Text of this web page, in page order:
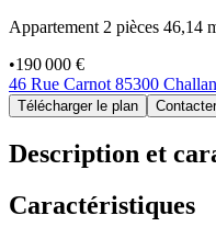
Appartement 2 pièces 46,14
•190 000 €
46 Rue Carnot 85300
Télécharger le plan
Description et
Caractéristiques